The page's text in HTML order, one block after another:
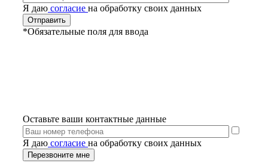
Я даю согласие на обработку своих данных
*Обязательные поля для ввода
Оставьте ваши контактные данные
Я даю согласие на обработку своих данных